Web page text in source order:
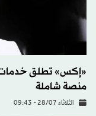
«إكس» تطلق
منصة شاملة
الثلاثاء 28/07 - 09:43